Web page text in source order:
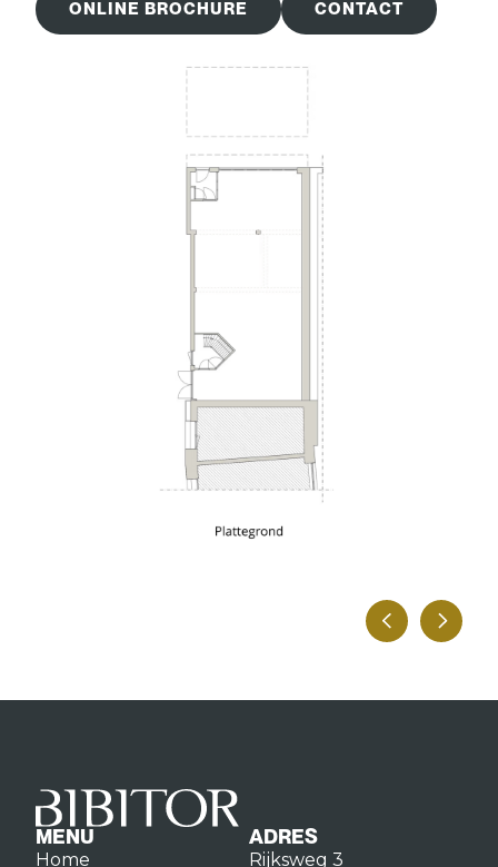
ONLINE BROCHURE CONTACT
ADRES
Rijksweg 3
MENU
Home